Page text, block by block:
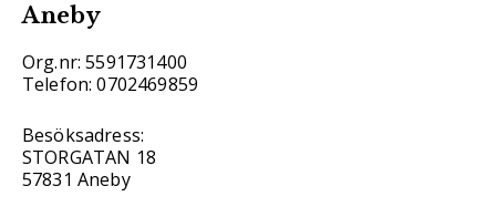
Aneby
Org.nr: 5591731400
Telefon: 0702469859
Besöksadress:
STORGATAN 18
57831 Aneby